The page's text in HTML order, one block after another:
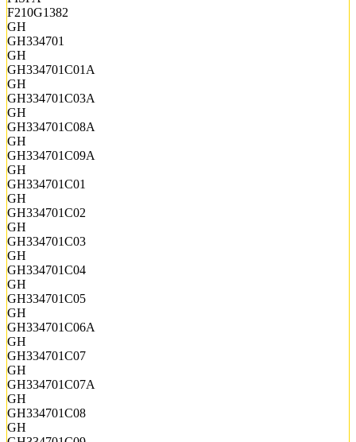
F210G1382
GH
GH334701
GH
GH334701C01A
GH
GH334701C03A
GH
GH334701C08A
GH
GH334701C09A
GH
GH334701C01
GH
GH334701C02
GH
GH334701C03
GH
GH334701C04
GH
GH334701C05
GH
GH334701C06A
GH
GH334701C07
GH
GH334701C07A
GH
GH334701C08
GH